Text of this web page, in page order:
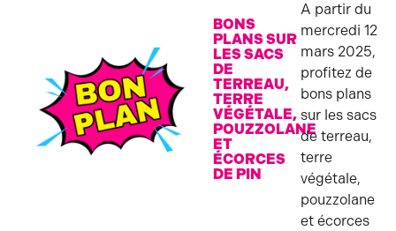
BONS
PLANS SUR
LES SACS
DE
TERREAU,
TERRE
VÉGÉTALE,
POUZZOLANE
ET
ÉCORCES
DE PIN
A partir du
mercredi 12
mars 2025,
profitez de
bons plans
sur les sacs
de terreau,
terre
végétale,
pouzzolane
et écorces